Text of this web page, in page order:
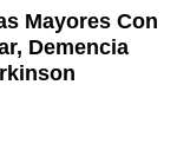
Mayores Con
Demencia